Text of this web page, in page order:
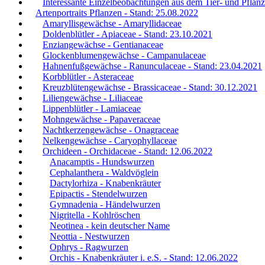
Artenportraits Pflanzen - Stand: 25.08.2022
Amaryllisgewächse - Amaryllidaceae
Doldenblütler - Apiaceae - Stand: 23.10.2021
Enziangewächse - Gentianaceae
Glockenblumengewächse - Campanulaceae
Hahnenfußgewächse - Ranunculaceae - Stand: 23.04.2021
Korbblütler - Asteraceae
Kreuzblütengewächse - Brassicaceae - Stand: 30.12.2021
Liliengewächse - Liliaceae
Lippenblütler - Lamiaceae
Mohngewächse - Papaveraceae
Nachtkerzengewächse - Onagraceae
Nelkengewächse - Caryophyllaceae
Orchideen - Orchidaceae - Stand: 12.06.2022
Anacamptis - Hundswurzen
Cephalanthera - Waldvöglein
Dactylorhiza - Knabenkräuter
Epipactis - Stendelwurzen
Gymnadenia - Händelwurzen
Nigritella - Kohlröschen
Neotinea - kein deutscher Name
Neottia - Nestwurzen
Ophrys - Ragwurzen
Orchis - Knabenkräuter i. e.S. - Stand: 12.06.2022